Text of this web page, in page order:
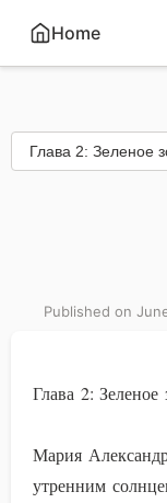
Home
Published on
Глава 2:
Мария
утренним